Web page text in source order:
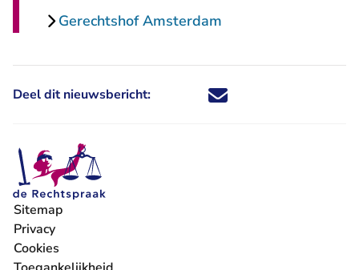
Gerechtshof Amsterdam
Deel dit nieuwsbericht: Deel dit nieuwsbericht via X -
Deel dit nieuwsbericht via
Deel dit nieuwsbericht
Deel dit
Sitemap
Privacy
Cookies